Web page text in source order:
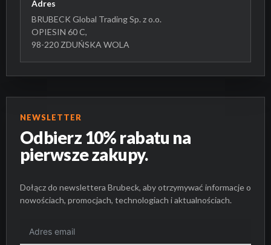
Adres
BRUBECK Global Trading Sp. z o.o.
OPIESIN 60 C,
98-220 ZDUŃSKA WOLA
NEWSLETTER
Odbierz 10% rabatu na
pierwsze zakupy.
Dołącz do newslettera Brubeck, aby otrzymywać informacje o
nowościach, promocjach, technologiach i aktualnościach.